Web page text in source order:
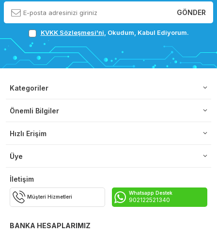
GÖNDER
KVKK Sözleşmesi'ni , Okudum, Kabul Ediyorum.
Kategoriler
Önemli Bilgiler
Hızlı Erişim
Üye
İletişim
Müşteri Hizmetleri
Whatsapp Destek
902122521340
BANKA HESAPLARIMIZ